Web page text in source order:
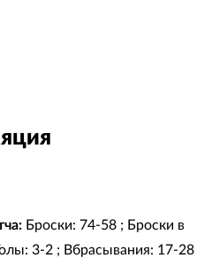
Броски: 74-58 ; Броски в
3-2 ; Вбрасывания: 17-28